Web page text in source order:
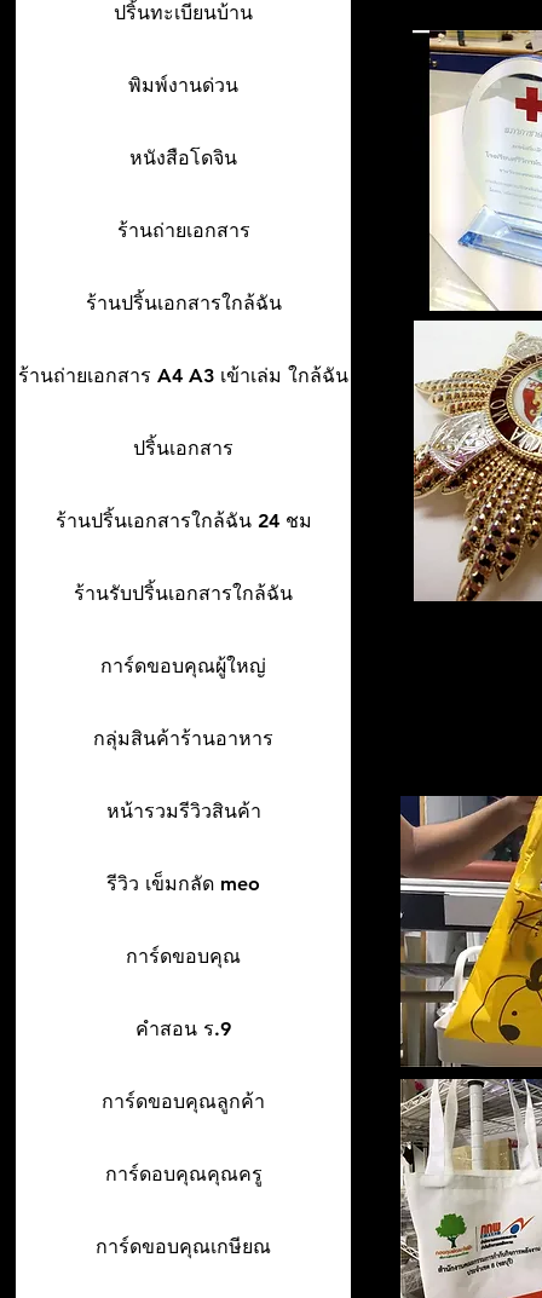
ปริ้นทะเบียนบ้าน
พิมพ์งานด่วน
หนังสือโดจิน
ร้านถ่ายเอกสาร
ร้านปริ้นเอกสารใกล้ฉัน
ร้านถ่ายเอกสาร A4 A3 เข้าเล่ม ใกล้ฉัน
ปริ้นเอกสาร
ร้านปริ้นเอกสารใกล้ฉัน 24 ชม
ร้านรับปริ้นเอกสารใกล้ฉัน
การ์ดขอบคุณผู้ใหญ่
กลุ่มสินค้าร้านอาหาร
หน้ารวมรีวิวสินค้า
รีวิว เข็มกลัด meo
การ์ดขอบคุณ
คำสอน ร.9
การ์ดขอบคุณลูกค้า
การ์ดอบคุณคุณครู
การ์ดขอบคุณเกษียณ